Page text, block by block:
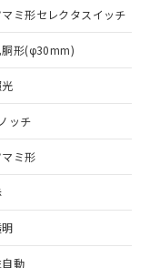
マミ形セレクタスイッチ
胴形(φ30mm)
ッチ
マミ形
動